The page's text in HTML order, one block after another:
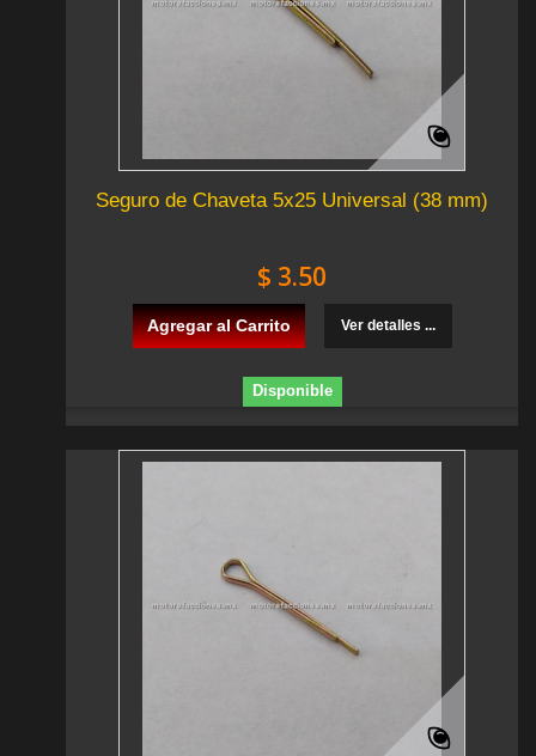
Seguro de Chaveta 5x25 Universal (38 mm)
$ 3.50
Agregar al Carrito Ver detalles ...
Disponible